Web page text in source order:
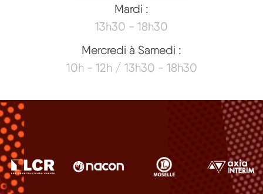
Mardi :
13h30 - 18h30
Mercredi à Samedi :
10h - 12h / 13h30 - 18h30